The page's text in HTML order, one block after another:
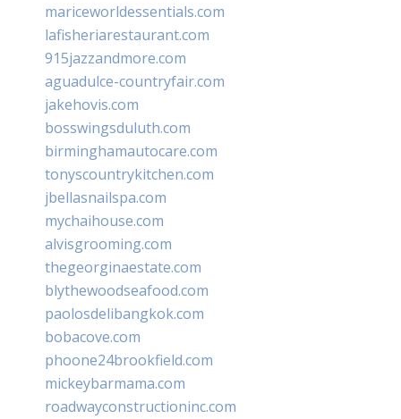
mariceworldessentials.com
lafisheriarestaurant.com
915jazzandmore.com
aguadulce-countryfair.com
jakehovis.com
bosswingsduluth.com
birminghamautocare.com
tonyscountrykitchen.com
jbellasnailspa.com
mychaihouse.com
alvisgrooming.com
thegeorginaestate.com
blythewoodseafood.com
paolosdelibangkok.com
bobacove.com
phoone24brookfield.com
mickeybarmama.com
roadwayconstructioninc.com